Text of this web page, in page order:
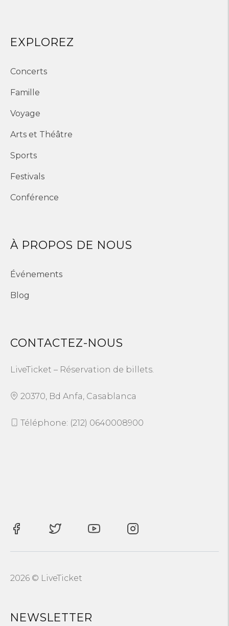
EXPLOREZ
Concerts
Famille
Voyage
Arts et Théâtre
Sports
Festivals
Conférence
À PROPOS DE NOUS
Événements
Blog
CONTACTEZ-NOUS
LiveTicket – Réservation de billets.
20370, Bd Anfa, Casablanca
Téléphone: (212) 0640008900
2026 © LiveTicket
NEWSLETTER